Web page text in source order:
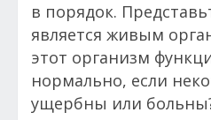
в порядок.
является живым
этот организм
нормально, если
ущербны или